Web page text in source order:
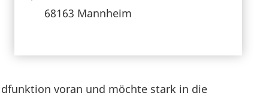
68163 Mannheim
voran und möchte stark in die